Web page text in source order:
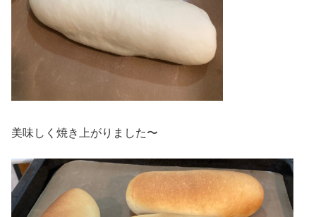
美味しく焼き上がりました〜